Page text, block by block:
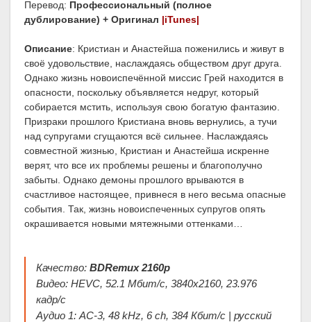
Перевод: Профессиональный (полное
дублирование) + Оригинал |iTunes|
Описание: Кристиан и Анастейша поженились и живут в
своё удовольствие, наслаждаясь обществом друг друга.
Однако жизнь новоиспечённой миссис Грей находится в
опасности, поскольку объявляется недруг, который
собирается мстить, используя свою богатую фантазию.
Призраки прошлого Кристиана вновь вернулись, а тучи
над супругами сгущаются всё сильнее. Наслаждаясь
совместной жизнью, Кристиан и Анастейша искренне
верят, что все их проблемы решены и благополучно
забыты. Однако демоны прошлого врываются в
счастливое настоящее, привнеся в него весьма опасные
события. Так, жизнь новоиспеченных супругов опять
окрашивается новыми мятежными оттенками…
Качество:BDRemux 2160p
Видео: HEVC, 52.1 Мбит/с, 3840x2160, 23.976
кадр/с
Аудио 1: AC-3, 48 kHz, 6 ch, 384 Кбит/с | русский